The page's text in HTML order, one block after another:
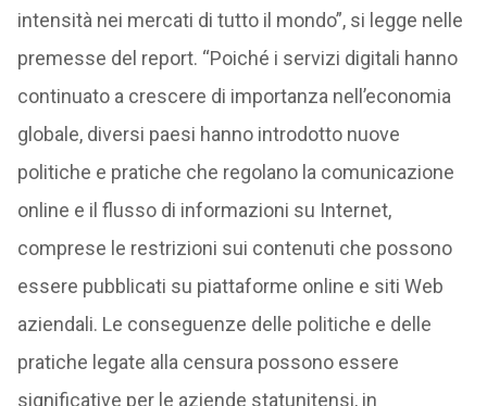
intensità nei mercati di tutto il mondo”, si legge nelle
premesse del report. “Poiché i servizi digitali hanno
continuato a crescere di importanza nell’economia
globale, diversi paesi hanno introdotto nuove
politiche e pratiche che regolano la comunicazione
online e il flusso di informazioni su Internet,
comprese le restrizioni sui contenuti che possono
essere pubblicati su piattaforme online e siti Web
aziendali. Le conseguenze delle politiche e delle
pratiche legate alla censura possono essere
significative per le aziende statunitensi, in